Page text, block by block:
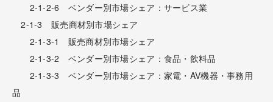
2-1-2-6 ベンダー別市場シェア：サービス業
2-1-3 販売商材別市場シェア
2-1-3-1 販売商材別市場シェア
2-1-3-2 ベンダー別市場シェア：食品・飲料品
2-1-3-3 ベンダー別市場シェア：家電・AV機器・事務用
品